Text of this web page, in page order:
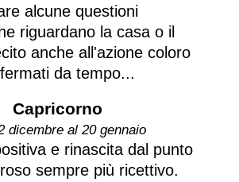
alcune questioni
riguardano la casa o il
anche all'azione coloro
da tempo...
Capricorno
dicembre al 20 gennaio
e rinascita dal punto
sempre più ricettivo.